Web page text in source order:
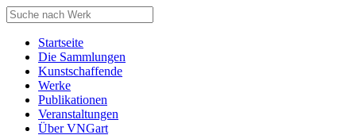
Startseite
Die Sammlungen
Kunstschaffende
Werke
Publikationen
Veranstaltungen
Über VNGart